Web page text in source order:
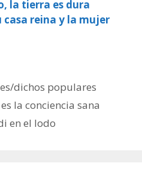
la tierra es dura
casa reina y la mujer
dichos populares
la conciencia sana
en el lodo